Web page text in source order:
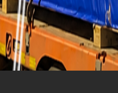
тарифа? Свяжитесь с